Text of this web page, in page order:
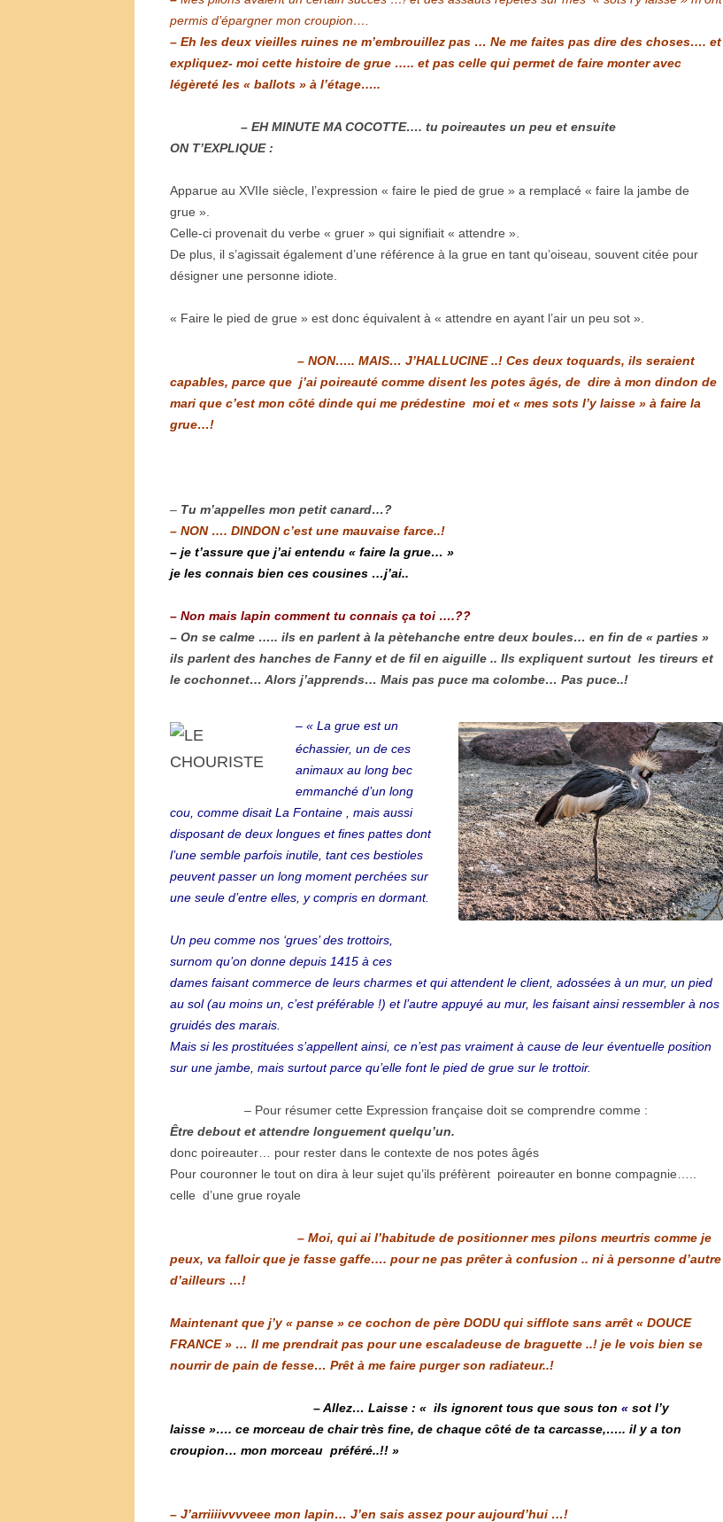
permis d’épargner mon croupion….
– Eh les deux vieilles ruines ne m’embrouillez pas … Ne me faites pas dire des choses…. et
expliquez- moi cette histoire de grue ….. et pas celle qui permet de faire monter avec
légèreté les « ballots » à l’étage…..
– EH MINUTE MA COCOTTE…. tu poireautes un peu et ensuite
ON T’EXPLIQUE :
Apparue au XVIIe siècle, l’expression « faire le pied de grue » a remplacé « faire la jambe de
grue ».
Celle-ci provenait du verbe « gruer » qui signifiait « attendre ».
De plus, il s’agissait également d’une référence à la grue en tant qu’oiseau, souvent citée pour
désigner une personne idiote.
« Faire le pied de grue » est donc équivalent à « attendre en ayant l’air un peu sot ».
– NON….. MAIS… J’HALLUCINE ..! Ces deux toquards, ils seraient
capables, parce que j’ai poireauté comme disent les potes âgés, de dire à mon dindon de
mari que c’est mon côté dinde qui me prédestine moi et « mes sots l’y laisse » à faire la
grue…!
– Tu m’appelles mon petit canard…?
– NON …. DINDON c’est une mauvaise farce..!
– je t’assure que j’ai entendu « faire la grue… »
je les connais bien ces cousines …j’ai..
– Non mais lapin comment tu connais ça toi ….??
– On se calme ….. ils en parlent à la pètehanche entre deux boules… en fin de « parties »
ils parlent des hanches de Fanny et de fil en aiguille .. Ils expliquent surtout les tireurs et
le cochonnet… Alors j’apprends… Mais pas puce ma colombe… Pas puce..!
– « La grue est un
échassier, un de ces
animaux au long bec
emmanché d’un long
cou, comme disait La Fontaine , mais aussi
disposant de deux longues et fines pattes dont
l’une semble parfois inutile, tant ces bestioles
peuvent passer un long moment perchées sur
une seule d’entre elles, y compris en dormant.
Un peu comme nos ‘grues’ des trottoirs,
surnom qu’on donne depuis 1415 à ces
dames faisant commerce de leurs charmes et qui attendent le client, adossées à un mur, un pied
au sol (au moins un, c’est préférable !) et l’autre appuyé au mur, les faisant ainsi ressembler à nos
gruidés des marais.
Mais si les prostituées s’appellent ainsi, ce n’est pas vraiment à cause de leur éventuelle position
sur une jambe, mais surtout parce qu’elle font le pied de grue sur le trottoir.
– Pour résumer cette Expression française doit se comprendre comme :
Être debout et attendre longuement quelqu’un.
donc poireauter… pour rester dans le contexte de nos potes âgés
Pour couronner le tout on dira à leur sujet qu’ils préfèrent poireauter en bonne compagnie…..
celle d’une grue royale
– Moi, qui ai l’habitude de positionner mes pilons meurtris comme je
peux, va falloir que je fasse gaffe…. pour ne pas prêter à confusion .. ni à personne d’autre
d’ailleurs …!
Maintenant que j’y « panse » ce cochon de père DODU qui sifflote sans arrêt « DOUCE
FRANCE » … Il me prendrait pas pour une escaladeuse de braguette ..! je le vois bien se
nourrir de pain de fesse… Prêt à me faire purger son radiateur..!
– Allez… Laisse : « ils ignorent tous que sous ton « sot l’y
laisse »…. ce morceau de chair très fine, de chaque côté de ta carcasse,….. il y a ton
croupion… mon morceau préféré..!! »
– J’arriiiivvvveee mon lapin… J’en sais assez pour aujourd’hui …!